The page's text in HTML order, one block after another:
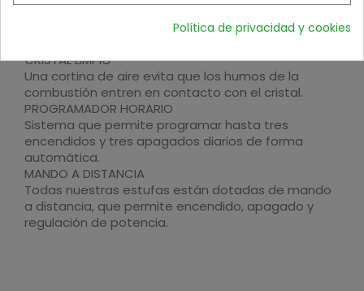
seguridad. El primero electrónico y el segundo
CRISTAL LIMPIO
Una cortina de aire evita que los humos de la
combustión entren en contacto con el cristal.
PROGRAMADOR HORARIO
Sistema que permite programar hasta tres
encendidos y tres apagados diarios de forma
automática.
MANDO A DISTANCIA
Todas nuestras estufas están dotadas de mando
a distancia, que permite encendido, apagado y
regulación de potencia.
Política de privacidad y cookies